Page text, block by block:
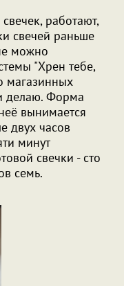
работают,
свечей раньше
можно
"Хрен тебе,
магазинных
делаю. Форма
вынимается
двух часов
минут
свечки - сто
семь.